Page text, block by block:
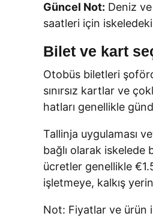
Güncel Not: Deniz
saatleri için
Bilet ve kart
Otobüs biletleri
sınırsız kartlar ve
hatları genellikle
Tallinja uygulaması
bağlı olarak
ücretler genellikle
işletmeye, kalkış
Not: Fiyatlar ve ürün